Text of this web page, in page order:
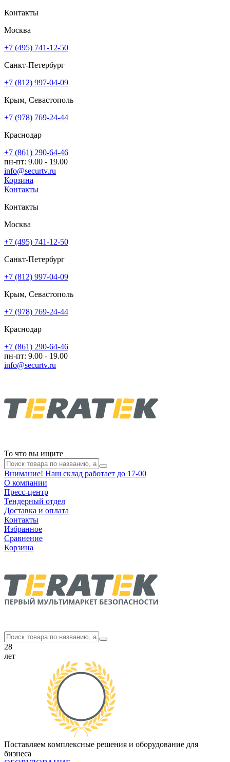
Контакты
Москва
+7 (495) 741-12-50
Санкт-Петербург
+7 (812) 997-04-09
Крым, Севастополь
+7 (978) 769-24-44
Краснодар
+7 (861) 290-64-46
пн-пт: 9.00 - 19.00
info@securtv.ru
Корзина
Контакты
Контакты
Москва
+7 (495) 741-12-50
Санкт-Петербург
+7 (812) 997-04-09
Крым, Севастополь
+7 (978) 769-24-44
Краснодар
+7 (861) 290-64-46
пн-пт: 9.00 - 19.00
info@securtv.ru
То что вы ищите
Внимание! Наш склад работает до 17-00
О компании
Пресс-центр
Тендерный отдел
Доставка и оплата
Контакты
Избранное
Сравнение
Корзина
28
лет
Поставляем комплексные решения и оборудование для
бизнеса